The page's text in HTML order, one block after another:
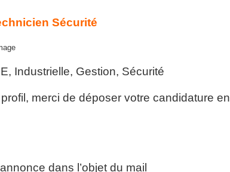
Sécurité
Industrielle, Gestion, Sécurité
merci de déposer votre candidature en
dans l’objet du mail